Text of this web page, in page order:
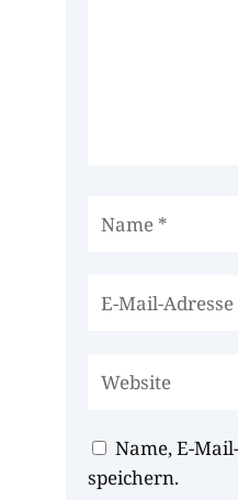
Name, E-
speichern.